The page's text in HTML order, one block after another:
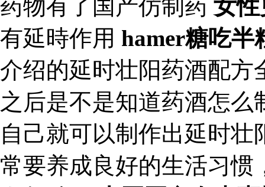
药物有了国产仿制药 女
有延時作用 hamer糖吃半
介绍的延时壮阳药酒配方
之后是不是知道药酒怎
自己就可以制作出延时
常要养成良好的生活习惯